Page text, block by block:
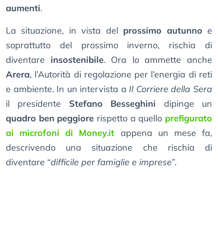
aumenti.
La situazione, in vista del prossimo autunno e
soprattutto del prossimo inverno, rischia di
diventare insostenibile. Ora lo ammette anche
Arera, l’Autorità di regolazione per l’energia di reti
e ambiente. In un intervista a Il Corriere della Sera
il presidente Stefano Besseghini dipinge un
quadro ben peggiore rispetto a quello prefigurato
ai microfoni di Money.it appena un mese fa,
descrivendo una situazione che rischia di
diventare “difficile per famiglie e imprese”.